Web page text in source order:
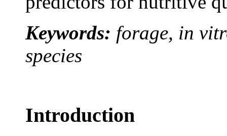
Keywords: forage, in
species
Introduction